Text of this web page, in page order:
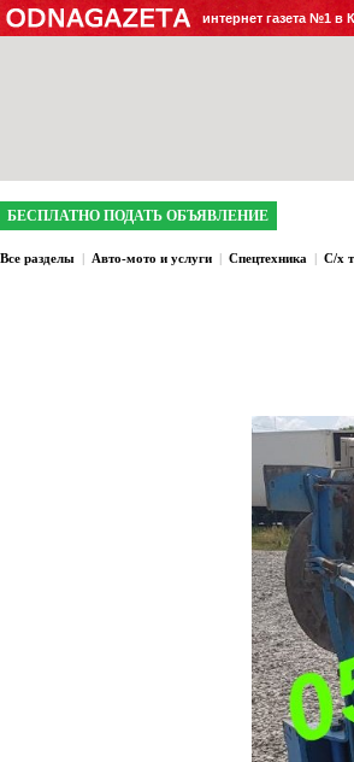
интернет газета №1 в
БЕСПЛАТНО ПОДАТЬ ОБЪЯВЛЕНИЕ
Все разделы | Авто-мото и услуги | Спецтехника | С/х